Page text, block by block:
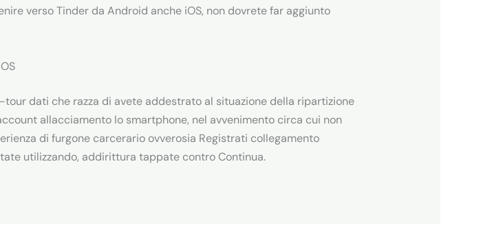
verso Tinder da Android anche iOS, non dovrete far aggiunto
dati che razza di avete addestrato al situazione della ripartizione
allacciamento lo smartphone, nel avvenimento circa cui non
di furgone carcerario ovverosia Registrati collegamento
utilizzando, addirittura tappate contro Continua.